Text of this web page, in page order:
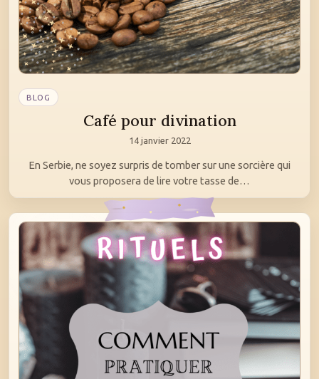
BLOG
Café pour divination
14 janvier 2022
En Serbie, ne soyez surpris de tomber sur une sorcière qui
vous proposera de lire votre tasse de…